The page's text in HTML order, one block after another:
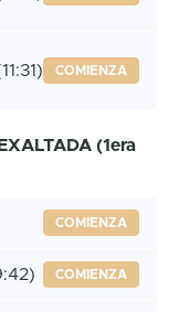
COMIENZA
(1era
COMIENZA
COMIENZA